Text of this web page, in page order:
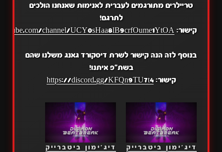
טריילרים מתורגמים לעברית לאנימות שאנחנו הולכים
לתרגם!
קישור: channel/UCY0sHaa8lB9crfOume1YtOA
בנוסף לזה הנה קישור לשרת דיסקורד גאנג משלנו שהם
בשת"פ איתנו!
קישור:https://discord.gg/KFQn9TU7t4
דיג'ימון ביטברייק
דיג'ימון ביטברייק